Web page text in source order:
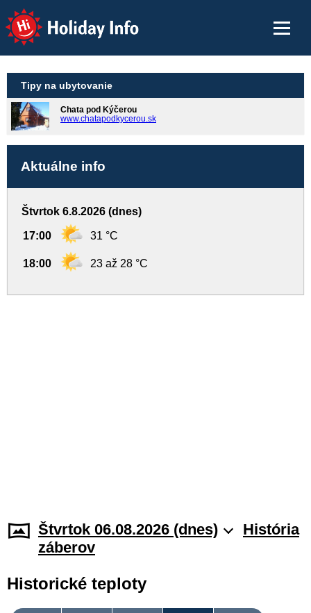
Holiday Info
Tipy na ubytovanie
Chata pod Kýčerou
www.chatapodkycerou.sk
Aktuálne info
Štvrtok 6.8.2026 (dnes)
17:00 31 °C
18:00 23 až 28 °C
Štvrtok 06.08.2026 (dnes)
História
záberov
Historické teploty